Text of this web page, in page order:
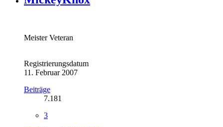
Meister Veteran
Registrierungsdatum
11. Februar 2007
Beiträge
7.181
3